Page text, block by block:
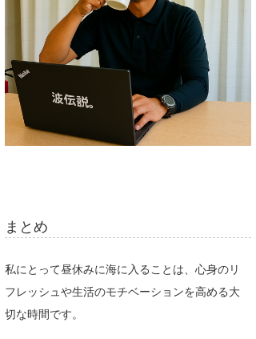
まとめ
私にとって昼休みに海に入ることは、心身のリ
フレッシュや生活のモチベーションを高める大
切な時間です。